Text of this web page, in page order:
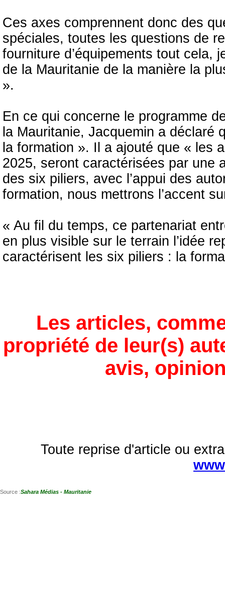
Ces axes comprennent donc des
spéciales, toutes les questions de
fourniture d’équipements tout cela,
de la Mauritanie de la manière la
».
En ce qui concerne le programme
la Mauritanie, Jacquemin a déclaré
la formation ». Il a ajouté que « les
2025, seront caractérisées par
des six piliers, avec l’appui des
formation, nous mettrons l’accent
« Au fil du temps, ce partenariat
en plus visible sur le terrain l’idée
caractérisent les six piliers : la
Les articles,
propriété de leur(s)
avis,
Toute reprise d'article ou
Source :Sahara Médias - Mauritanie